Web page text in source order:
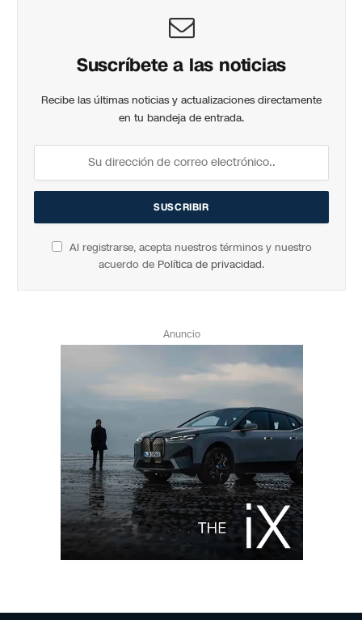
Suscríbete a las noticias
Recibe las últimas noticias y actualizaciones directamente
en tu bandeja de entrada.
Al registrarse, acepta nuestros términos y nuestro
acuerdo de Política de privacidad.
Anuncio